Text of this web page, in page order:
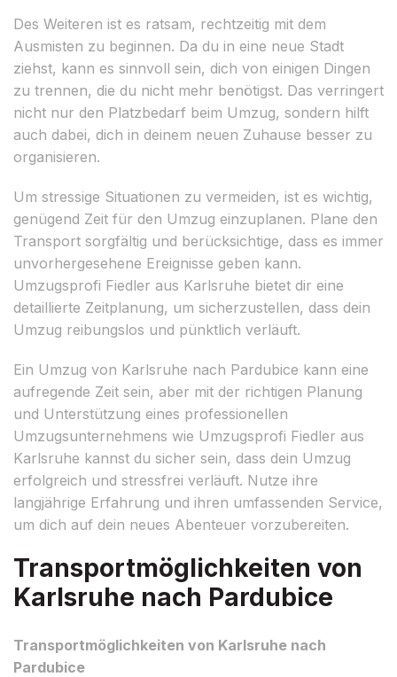
Des Weiteren ist es ratsam, rechtzeitig mit dem
Ausmisten zu beginnen. Da du in eine neue Stadt
ziehst, kann es sinnvoll sein, dich von einigen Dingen
zu trennen, die du nicht mehr benötigst. Das verringert
nicht nur den Platzbedarf beim Umzug, sondern hilft
auch dabei, dich in deinem neuen Zuhause besser zu
organisieren.
Um stressige Situationen zu vermeiden, ist es wichtig,
genügend Zeit für den Umzug einzuplanen. Plane den
Transport sorgfältig und berücksichtige, dass es immer
unvorhergesehene Ereignisse geben kann.
Umzugsprofi Fiedler aus Karlsruhe bietet dir eine
detaillierte Zeitplanung, um sicherzustellen, dass dein
Umzug reibungslos und pünktlich verläuft.
Ein Umzug von Karlsruhe nach Pardubice kann eine
aufregende Zeit sein, aber mit der richtigen Planung
und Unterstützung eines professionellen
Umzugsunternehmens wie Umzugsprofi Fiedler aus
Karlsruhe kannst du sicher sein, dass dein Umzug
erfolgreich und stressfrei verläuft. Nutze ihre
langjährige Erfahrung und ihren umfassenden Service,
um dich auf dein neues Abenteuer vorzubereiten.
Transportmöglichkeiten von
Karlsruhe nach Pardubice
Transportmöglichkeiten von Karlsruhe nach
Pardubice